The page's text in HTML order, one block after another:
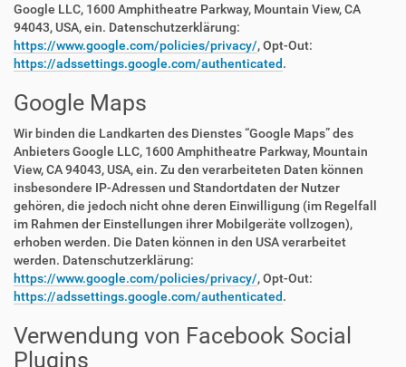
Google LLC, 1600 Amphitheatre Parkway, Mountain View, CA
94043, USA, ein. Datenschutzerklärung:
https://www.google.com/policies/privacy/, Opt-Out:
https://adssettings.google.com/authenticated.
Google Maps
Wir binden die Landkarten des Dienstes “Google Maps” des
Anbieters Google LLC, 1600 Amphitheatre Parkway, Mountain
View, CA 94043, USA, ein. Zu den verarbeiteten Daten können
insbesondere IP-Adressen und Standortdaten der Nutzer
gehören, die jedoch nicht ohne deren Einwilligung (im Regelfall
im Rahmen der Einstellungen ihrer Mobilgeräte vollzogen),
erhoben werden. Die Daten können in den USA verarbeitet
werden. Datenschutzerklärung:
https://www.google.com/policies/privacy/, Opt-Out:
https://adssettings.google.com/authenticated.
Verwendung von Facebook Social
Plugins